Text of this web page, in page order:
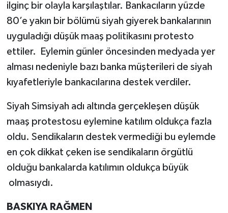
ilginç bir olayla karşılaştılar. Bankacıların yüzde
80’e yakın bir bölümü siyah giyerek bankalarının
uyguladığı düşük maaş politikasını protesto
ettiler. Eylemin günler öncesinden medyada yer
alması nedeniyle bazı banka müşterileri de siyah
kıyafetleriyle bankacılarına destek verdiler.
Siyah Simsiyah adı altında gerçekleşen düşük
maaş protestosu eylemine katılım oldukça fazla
oldu. Sendikaların destek vermediği bu eylemde
en çok dikkat çeken ise sendikaların örgütlü
olduğu bankalarda katılımın oldukça büyük
olmasıydı.
BASKIYA RAĞMEN
TREND
MEDYA
OTOMOTİV
TEKNOLOJİ
YAŞAM
KÜLTÜR SANAT